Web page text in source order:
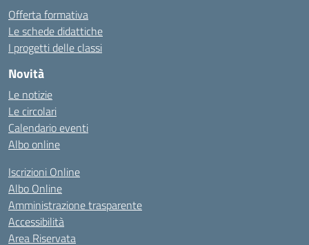
Offerta formativa
Le schede didattiche
I progetti delle classi
Novità
Le notizie
Le circolari
Calendario eventi
Albo online
Iscrizioni Online
Albo Online
Amministrazione trasparente
Accessibilità
Area Riservata